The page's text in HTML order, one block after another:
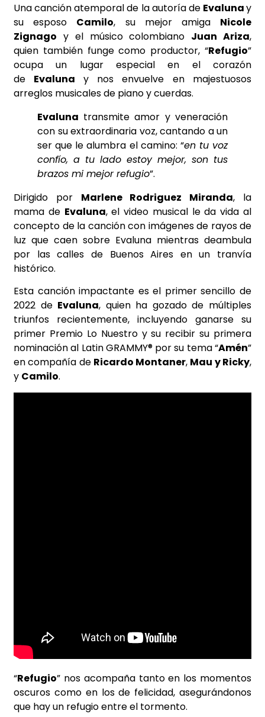
Una canción atemporal de la autoría de Evalunay
su esposo
Camilo, su mejor amiga
Nicole
Zignago y el músico colombiano Juan Ariza,
quien también funge como productor, “Refugio”
ocupa un lugar especial en el corazón
de
Evaluna
y nos envuelve en majestuosos
arreglos musicales de piano y cuerdas.
Evaluna transmite amor y veneración
con su extraordinaria voz, cantando a un
ser que le alumbra el camino: “en tu voz
confío, a tu lado estoy mejor, son tus
brazos mi mejor refugio”.
Dirigido por
Marlene Rodriguez Miranda, la
mama de Evaluna, el video musical le da vida al
concepto de la canción con imágenes de rayos de
luz que caen sobre Evaluna mientras deambula
por las calles de Buenos Aires en un tranvía
histórico.
Esta canción impactante es el primer sencillo de
2022 de Evaluna, quien ha gozado de múltiples
triunfos recientemente, incluyendo ganarse su
primer Premio Lo Nuestro y su recibir su primera
nominación al Latin GRAMMY® por su tema “Amén”
en compañía de Ricardo Montaner, Mau y Ricky,
y Camilo.
“Refugio” nos acompaña tanto en los momentos
oscuros como en los de felicidad, asegurándonos
que hay un refugio entre el tormento.